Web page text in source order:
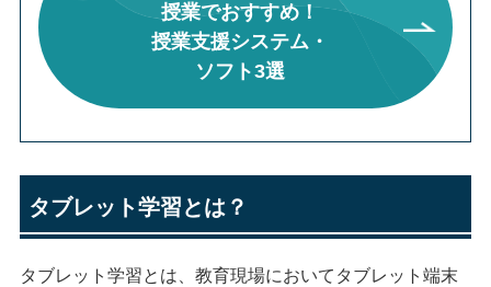
授業でおすすめ！
授業支援システム・
ソフト3選
タブレット学習とは？
タブレット学習とは、教育現場においてタブレット端末